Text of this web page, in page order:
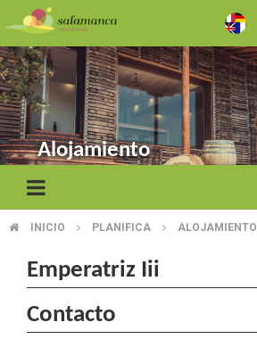
Pasar
al
contenido
principal
Alojamiento
SOBRESCRIBIR
ENLACES
DE
INICIO PLANIFICA ALOJAMIENTO
Emperatriz Iii
Contacto